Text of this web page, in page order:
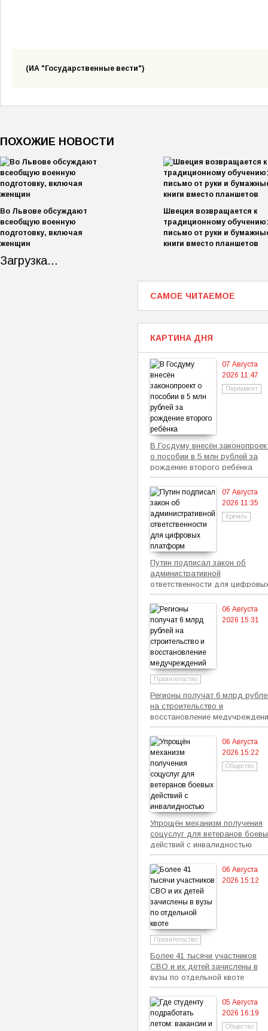
(ИА "Государственные вести")
ПОХОЖИЕ НОВОСТИ
Во Львове обсуждают
всеобщую военную
подготовку, включая
женщин
Швеция возвращается к
традиционному обучению:
письмо от руки и
книги вместо планшетов
Загрузка...
САМОЕ ЧИТАЕМОЕ
КАРТИНА ДНЯ
07 Августа
2026 11:47
Парламент
В Госдуму внесён
о пособии в 5 млн рублей за
рождение второго ребёнка
07 Августа
2026 11:35
Кремль
Путин подписал закон об
административной
ответственности для
платформ
06 Августа
2026 15:31
Правительство
Регионы получат 6 млрд
на строительство и
восстановление
06 Августа
2026 15:22
Общество
Упрощён механизм получения
соцуслуг для ветеранов
действий с инвалидностью
06 Августа
2026 15:12
Правительство
Более 41 тысячи участников
СВО и их детей зачислены в
вузы по отдельной квоте
05 Августа
2026 16:19
Общество